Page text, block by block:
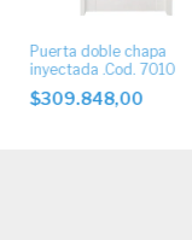
Puerta doble chapa
inyectada .Cod. 7010
$309.848,00